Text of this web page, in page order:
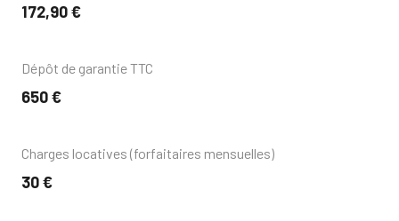
172,90 €
Dépôt de garantie TTC
650 €
Charges locatives (forfaitaires mensuelles)
30 €